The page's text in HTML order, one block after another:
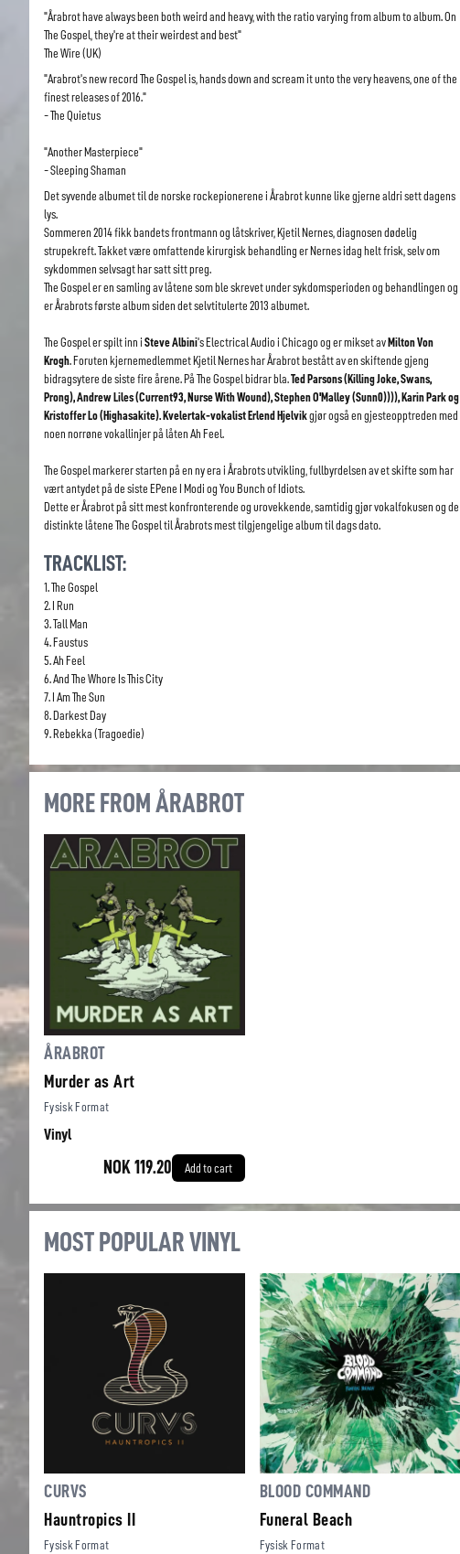
"Årabrot have always been both weird and heavy, with the ratio varying from album to album. On
The Gospel, they're at their weirdest and best"
The Wire (UK)
"Arabrot's new record The Gospel is, hands down and scream it unto the very heavens, one of the
finest releases of 2016."
- The Quietus
"Another Masterpiece"
- Sleeping Shaman
Det syvende albumet til de norske rockepionerene i Årabrot kunne like gjerne aldri sett dagens
lys.
Sommeren 2014 fikk bandets frontmann og låtskriver, Kjetil Nernes, diagnosen dødelig
strupekreft. Takket være omfattende kirurgisk behandling er Nernes idag helt frisk, selv om
sykdommen selvsagt har satt sitt preg.
The Gospel er en samling av låtene som ble skrevet under sykdomsperioden og behandlingen og
er Årabrots første album siden det selvtitulerte 2013 albumet.
The Gospel er spilt inn i Steve Albini's Electrical Audio i Chicago og er mikset av Milton Von
Krogh. Foruten kjernemedlemmet Kjetil Nernes har Årabrot bestått av en skiftende gjeng
bidragsytere de siste fire årene. På The Gospel bidrar bla.Ted Parsons (Killing Joke, Swans,
Prong), Andrew Liles (Current93, Nurse With Wound), Stephen O'Malley (Sunn0)))), Karin Park og
Kristoffer Lo (Highasakite). Kvelertak-vokalist Erlend Hjelvikgjør også en gjesteopptreden med
noen norrøne vokallinjer på låten Ah Feel.
The Gospel markerer starten på en ny era i Årabrots utvikling, fullbyrdelsen av et skifte som har
vært antydet på de siste EPene I Modi og You Bunch of Idiots.
Dette er Årabrot på sitt mest konfronterende og urovekkende, samtidig gjør vokalfokusen og de
distinkte låtene The Gospel til Årabrots mest tilgjengelige album til dags dato.
TRACKLIST:
1. The Gospel
2. I Run
3. Tall Man
4. Faustus
5. Ah Feel
6. And The Whore Is This City
7. I Am The Sun
8. Darkest Day
9. Rebekka (Tragoedie)
MORE FROM ÅRABROT
ÅRABROT
Murder as Art
Fysisk Format
Vinyl
NOK 119.20 Add to cart
MOST POPULAR VINYL
CURVS
Hauntropics II
Fysisk Format
BLOOD COMMAND
Funeral Beach
Fysisk Format